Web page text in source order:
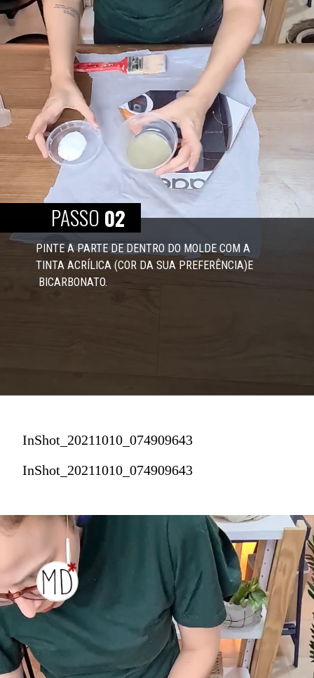
02
PINTE A PARTE DE DENTRO DO MOLDE COM A
TINTA ACRÍLICA (COR DA SUA PREFERÊNCIA)E
BICARBONATO.
PASSO
InShot_20211010_074909643
InShot_20211010_074909643